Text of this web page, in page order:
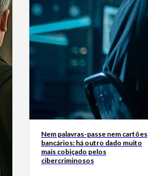
Nem palavras-passe nem cartões
bancários: há outro dado muito
mais cobiçado pelos
cibercriminosos